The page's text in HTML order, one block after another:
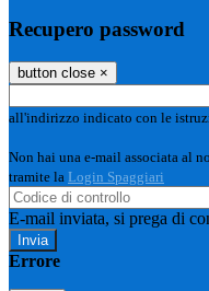
Recupero password
button close ×
all'indirizzo indicato con le
Non hai una e-mail associata al
tramite la Login Spaggiari
E-mail inviata, si prega di
Errore